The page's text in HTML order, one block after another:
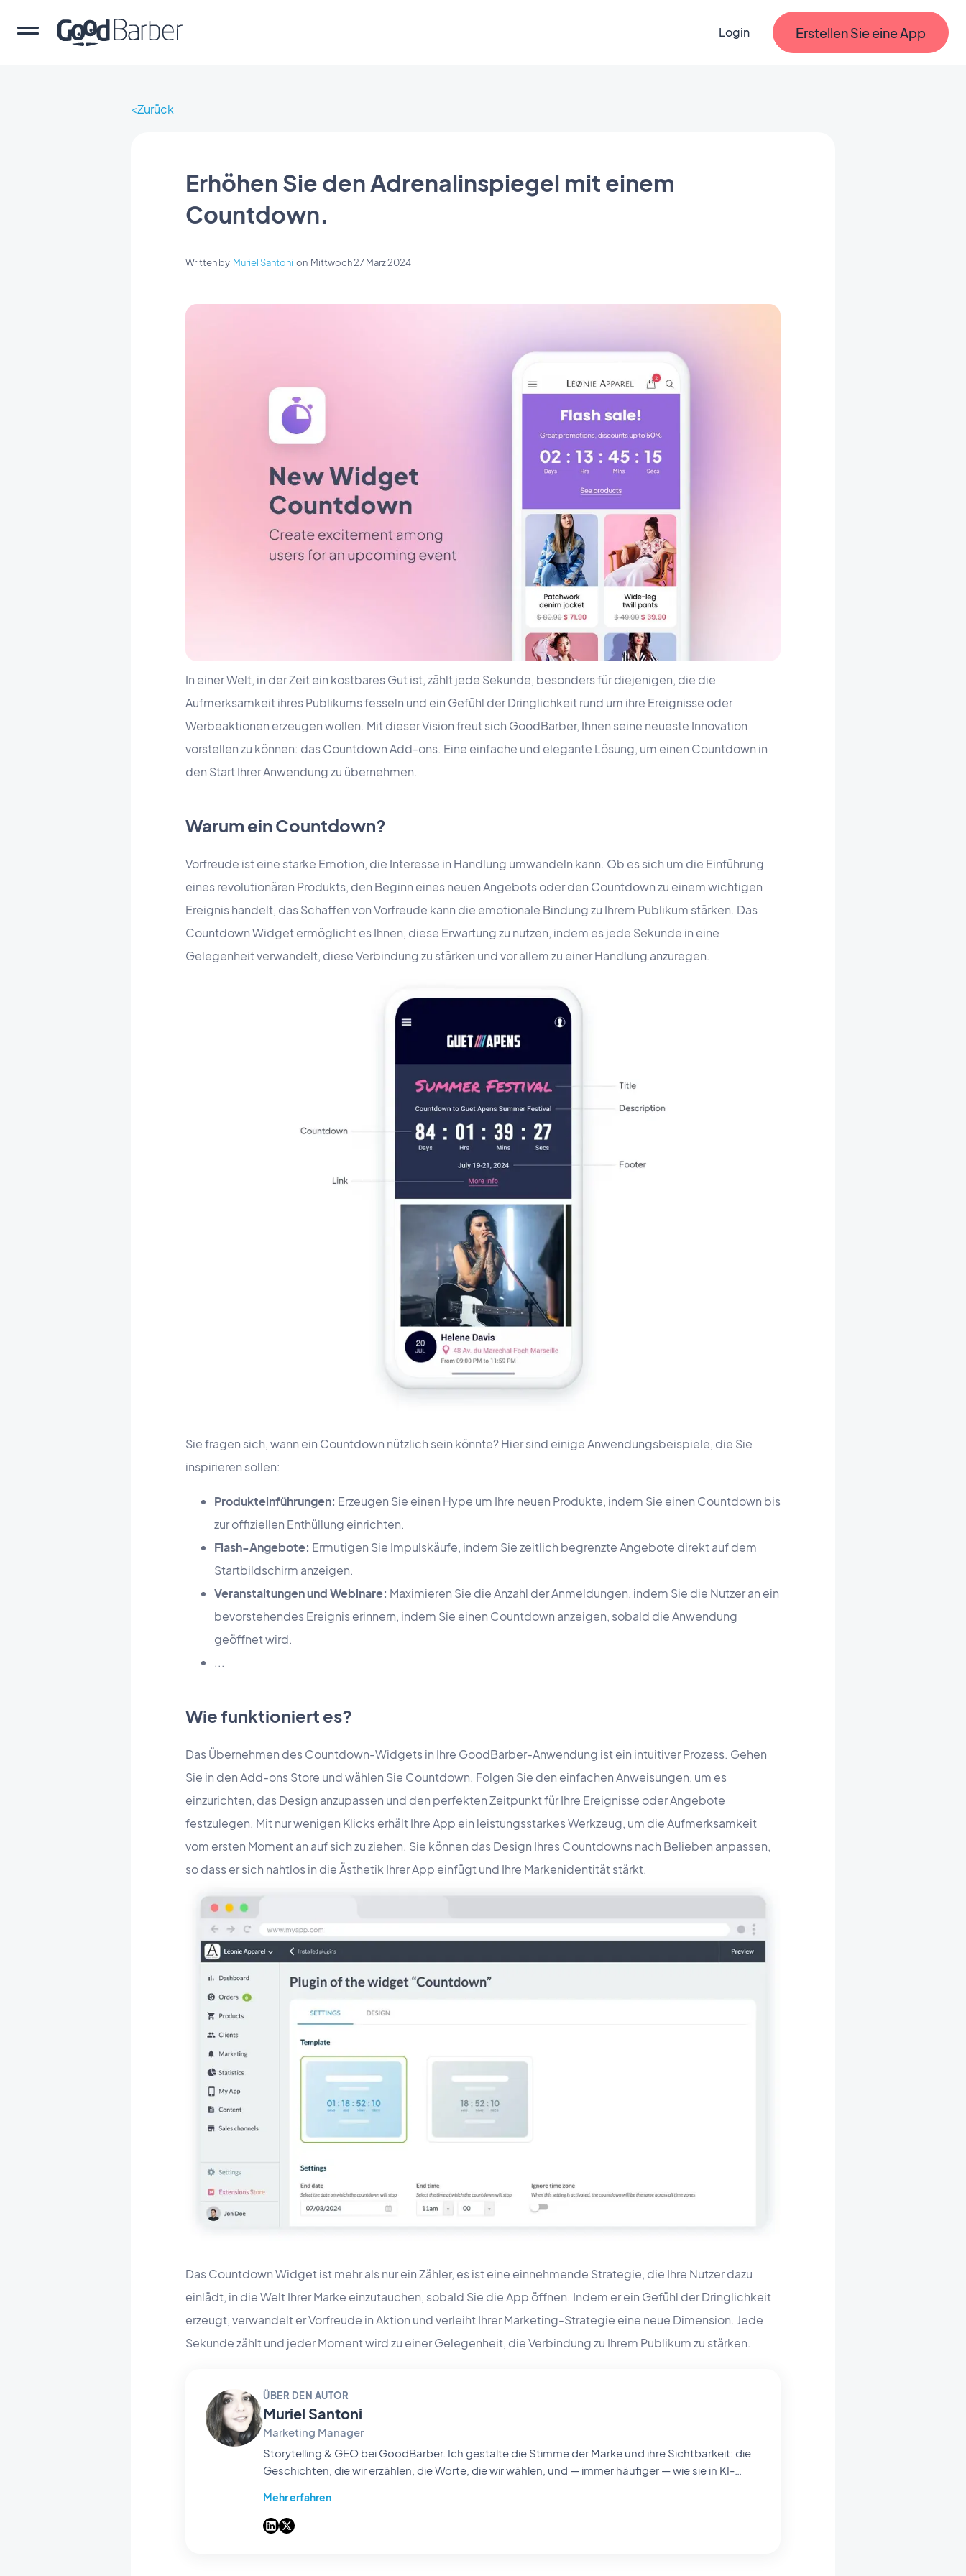
Login Erstellen Sie eine App
Zurück
Erhöhen Sie den Adrenalinspiegel mit einem
Countdown.
Written by Muriel Santoni on Mittwoch 27 März 2024
In einer Welt, in der Zeit ein kostbares Gut ist, zählt jede Sekunde, besonders für diejenigen, die die
Aufmerksamkeit ihres Publikums fesseln und ein Gefühl der Dringlichkeit rund um ihre Ereignisse oder
Werbeaktionen erzeugen wollen. Mit dieser Vision freut sich GoodBarber, Ihnen seine neueste Innovation
vorstellen zu können: das Countdown Add-ons. Eine einfache und elegante Lösung, um einen Countdown in
den Start Ihrer Anwendung zu übernehmen.
Warum ein Countdown?
Vorfreude ist eine starke Emotion, die Interesse in Handlung umwandeln kann. Ob es sich um die Einführung
eines revolutionären Produkts, den Beginn eines neuen Angebots oder den Countdown zu einem wichtigen
Ereignis handelt, das Schaffen von Vorfreude kann die emotionale Bindung zu Ihrem Publikum stärken. Das
Countdown Widget ermöglicht es Ihnen, diese Erwartung zu nutzen, indem es jede Sekunde in eine
Gelegenheit verwandelt, diese Verbindung zu stärken und vor allem zu einer Handlung anzuregen.
Sie fragen sich, wann ein Countdown nützlich sein könnte? Hier sind einige Anwendungsbeispiele, die Sie
inspirieren sollen:
Produkteinführungen: Erzeugen Sie einen Hype um Ihre neuen Produkte, indem Sie einen Countdown bis
zur offiziellen Enthüllung einrichten.
Flash-Angebote: Ermutigen Sie Impulskäufe, indem Sie zeitlich begrenzte Angebote direkt auf dem
Startbildschirm anzeigen.
Veranstaltungen und Webinare: Maximieren Sie die Anzahl der Anmeldungen, indem Sie die Nutzer an ein
bevorstehendes Ereignis erinnern, indem Sie einen Countdown anzeigen, sobald die Anwendung
geöffnet wird.
...
Wie funktioniert es?
Das Übernehmen des Countdown-Widgets in Ihre GoodBarber-Anwendung ist ein intuitiver Prozess. Gehen
Sie in den Add-ons Store und wählen Sie Countdown. Folgen Sie den einfachen Anweisungen, um es
einzurichten, das Design anzupassen und den perfekten Zeitpunkt für Ihre Ereignisse oder Angebote
festzulegen. Mit nur wenigen Klicks erhält Ihre App ein leistungsstarkes Werkzeug, um die Aufmerksamkeit
vom ersten Moment an auf sich zu ziehen. Sie können das Design Ihres Countdowns nach Belieben anpassen,
so dass er sich nahtlos in die Ästhetik Ihrer App einfügt und Ihre Markenidentität stärkt.
Das Countdown Widget ist mehr als nur ein Zähler, es ist eine einnehmende Strategie, die Ihre Nutzer dazu
einlädt, in die Welt Ihrer Marke einzutauchen, sobald Sie die App öffnen. Indem er ein Gefühl der Dringlichkeit
erzeugt, verwandelt er Vorfreude in Aktion und verleiht Ihrer Marketing-Strategie eine neue Dimension. Jede
Sekunde zählt und jeder Moment wird zu einer Gelegenheit, die Verbindung zu Ihrem Publikum zu stärken.
ÜBER DEN AUTOR
Muriel Santoni
Marketing Manager
Storytelling & GEO bei GoodBarber. Ich gestalte die Stimme der Marke und ihre Sichtbarkeit: die
Geschichten, die wir erzählen, die Worte, die wir wählen, und — immer häufiger — wie sie in KI-
Builder Tag für Tag leicht auffindbar und unvergesslich.
Mehr erfahren